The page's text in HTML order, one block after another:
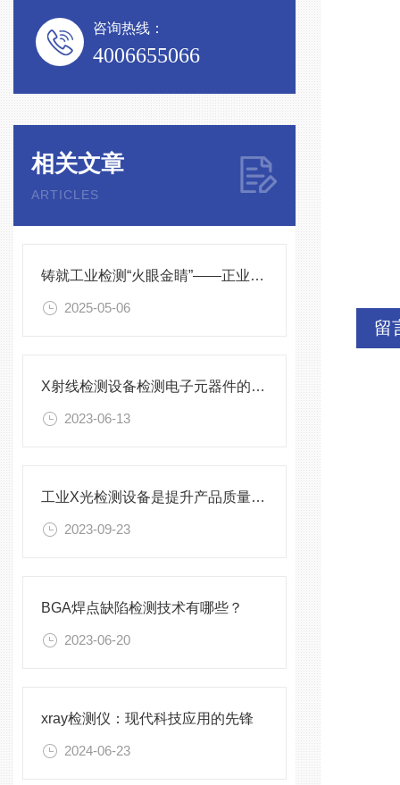
咨询热线：
4006655066
相关文章
ARTICLES
铸就工业检测“火眼金睛”——正业科技XG5010A X光检测设备
2025-05-06
X射线检测设备检测电子元器件的流程是什么
2023-06-13
工业X光检测设备是提升产品质量和生产效率的关键设备
2023-09-23
BGA焊点缺陷检测技术有哪些？
2023-06-20
xray检测仪：现代科技应用的先锋
2024-06-23
留